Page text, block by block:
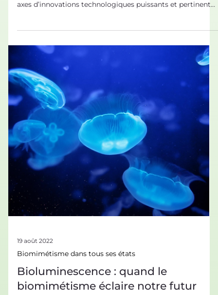
R&D : le biomimétisme
R&D : dans un contexte compétitif toujours plus intense, il
est devenu impératif pour les entreprises d’explorer des
axes d’innovations technologiques puissants et pertinents.
Le biomimétisme est une opportunité inédite pour
revitaliser la R&D ! La R&D : générer de nouveaux concepts
et imaginer l’avenir. Un projet R&D industriel dépend de
l’identification d’une problématique ou d’un enjeu
nouveau. Celui-ci peut provenir de divers facteurs :
restructuration du cadre réglementa